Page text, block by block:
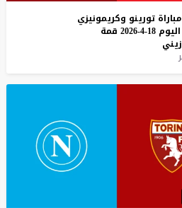
مباراة تورينو وكريمونيزي
اليوم 18-4-2026
قمة
زيني